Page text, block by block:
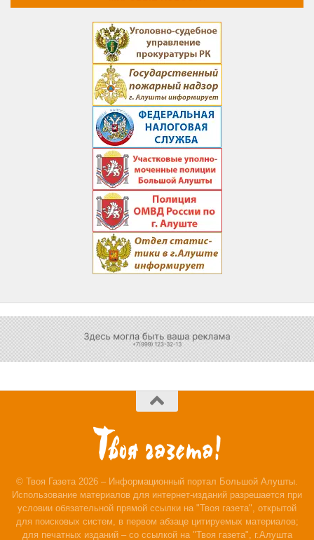
© Твоя Газета 2026 – Информационный портал Большой Алушты.
Использование материалов для интернет-изданий разрешается при
условии обязательной прямой ссылки на "Твоя газета", открытой
для поисковых систем, в первом абзаце цитируемых материалов;
для печатных изданий – со ссылкой на "Твоя газета", г.Алушта